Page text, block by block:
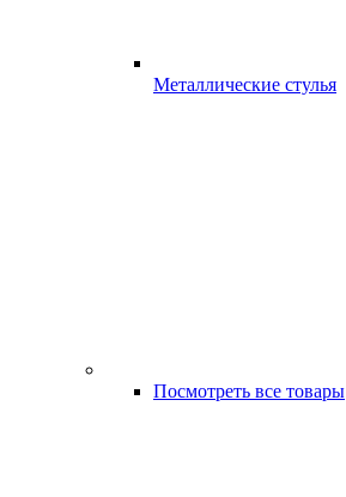
Металлические стулья
Посмотреть все товары